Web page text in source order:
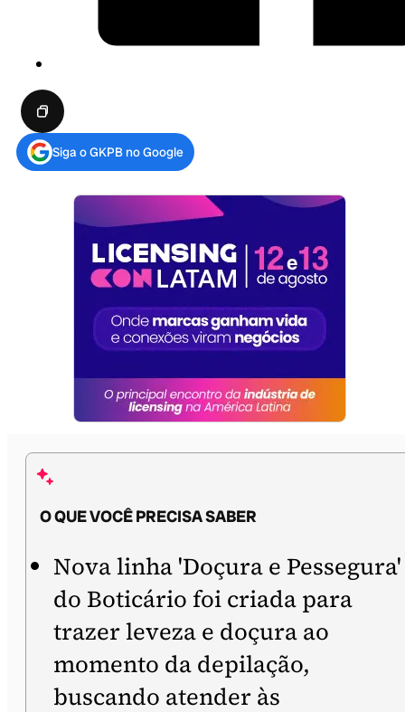
Siga o GKPB no Google
O QUE VOCÊ PRECISA SABER
Nova linha 'Doçura e Pessegura'
do Boticário foi criada para
trazer leveza e doçura ao
momento da depilação,
buscando atender às